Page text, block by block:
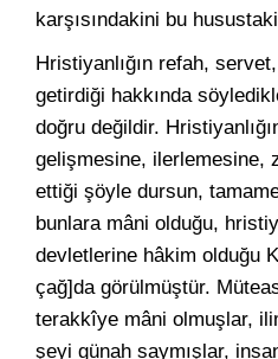
karşısındakini bu
Hristiyanlığın refah,
getirdiği hakkında
doğru değildir.
gelişmesine, ilerlemesine,
ettiği şöyle dursun,
bunlara mâni olduğu,
devletlerine hâkim olduğu
çağ]da görülmüştür.
terakkîye mâni olmuşlar,
şeyi günah saymışlar,